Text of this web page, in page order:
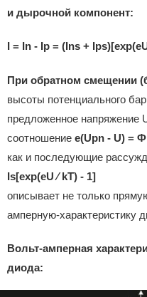
и дырочной компонент:
I = In - Ip = (Ins +
При обратном смещении
высоты потенциального
предложенное напряжение
соотношение e(Upn - U) =
как и последующие
Is[exp(eU ⁄ kT) - 1]
описывает не только
амперную-характеристику
Вольт-амперная
диода: